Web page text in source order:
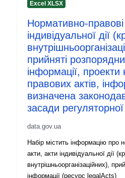
uriRef:
http://
8461-
Informazioni sulla
versione:
1.0
Excel XLSX
Нормативно-правові
індивідуальної дії
прийняті
інформації,
правових актів,
визначена
засади регуляторної
data.gov.ua
Набір містить інформацію про
акти, акти індивідуальної дії
внутрішньоорганізаційних),
інформації (ресурс legalActs)